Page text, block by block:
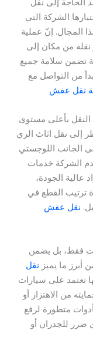
الشركة التي
المجال. إنّ عملية
من مكان إلى
تضمن سلامة جميع
من التواصل مع
نقل عفش
النقل بأعلى مستوى
إلى نقل اثاث الري
الجانب اللوجستي
الشركة خدمات
عالية الجودة،
ترتيب القطع في
نقل عفش
فقط، بل يضمن
أبرز ما يميز نقل
تعتمد على سيارات
من الاهتزاز أو
متطورة لرفع
ضرر للجدران أو